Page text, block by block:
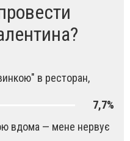
в ресторан,
7,7%
вдома — мене нервує